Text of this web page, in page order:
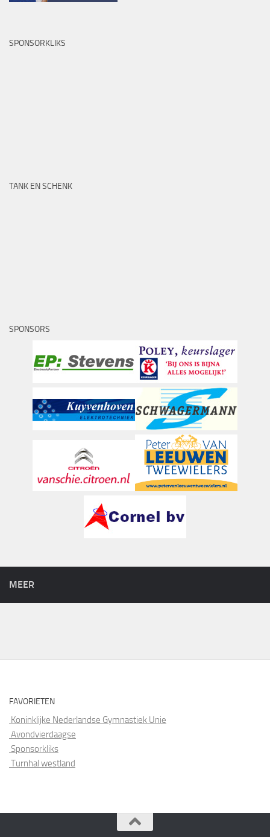
SPONSORKLIKS
TANK EN SCHENK
SPONSORS
MEER
FAVORIETEN
Koninklijke Nederlandse Gymnastiek Unie
Avondvierdaagse
Sponsorkliks
Turnhal westland